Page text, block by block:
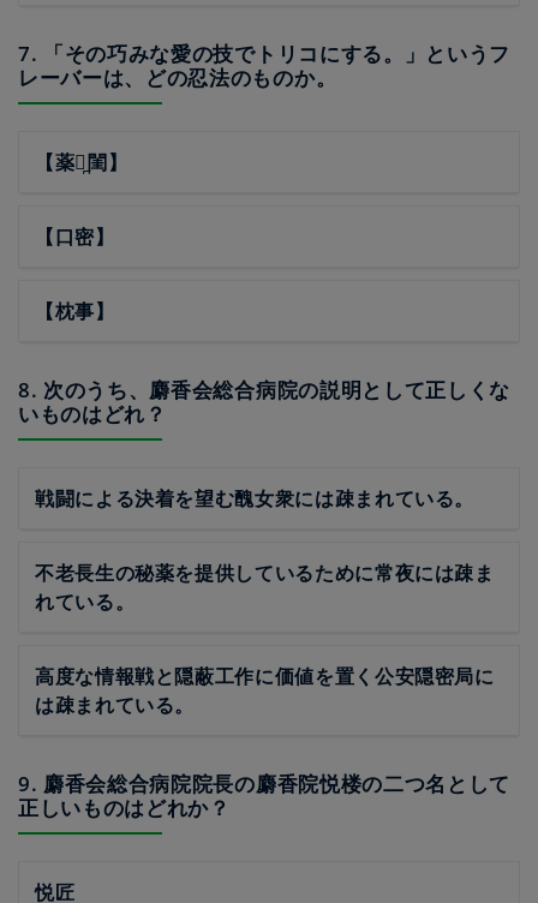
7. 「その巧みな愛の技でトリコにする。」というフ
レーバーは、どの忍法のものか。
【薬師̪閨】
【口密】
【枕事】
8. 次のうち、麝香会総合病院の説明として正しくな
いものはどれ？
戦闘による決着を望む醜女衆には疎まれている。
不老長生の秘薬を提供しているために常夜には疎ま
れている。
高度な情報戦と隠蔽工作に価値を置く公安隠密局に
は疎まれている。
9. 麝香会総合病院院長の麝香院悦楼の二つ名として
正しいものはどれか？
悦匠